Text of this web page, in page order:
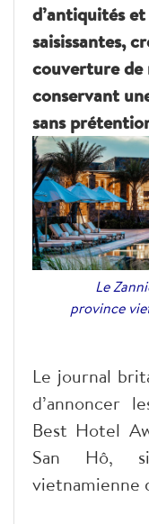
d’antiquités
saisissantes,
couverture de
conservant
sans
Le
province
Le journal
d’annoncer
Best Hotel
San Hô,
vietnamienne